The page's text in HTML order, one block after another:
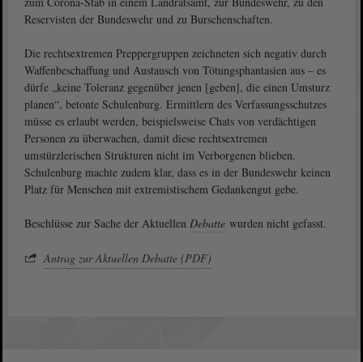
Reservisten der Bundeswehr und zu Burschenschaften.
Die rechtsextremen Preppergruppen zeichneten sich negativ durch
Waffenbeschaffung und Austausch von Tötungsphantasien aus – es
dürfe „keine Toleranz gegenüber jenen [geben], die einen Umsturz
planen“, betonte Schulenburg. Ermittlern des Verfassungsschutzes
müsse es erlaubt werden, beispielsweise Chats von verdächtigen
Personen zu überwachen, damit diese rechtsextremen
umstürzlerischen Strukturen nicht im Verborgenen blieben.
Schulenburg machte zudem klar, dass es in der Bundeswehr keinen
Platz für Menschen mit extremistischem Gedankengut gebe.
Beschlüsse zur Sache der Aktuellen Debatte wurden nicht gefasst.
Antrag zur Aktuellen Debatte (PDF)